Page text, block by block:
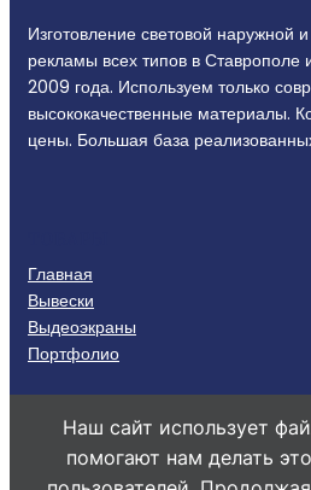
Изготовление световой наружной
рекламы всех типов в Ставрополе
2009 года. Используем только
высококачественные материалы.
цены. Большая база
Главная
Вывески
Выдеоэкраны
Портфолио
КОНТАКТЫ
+79283215137
info@ts26.ru
Наш сайт использует
помогают нам делать